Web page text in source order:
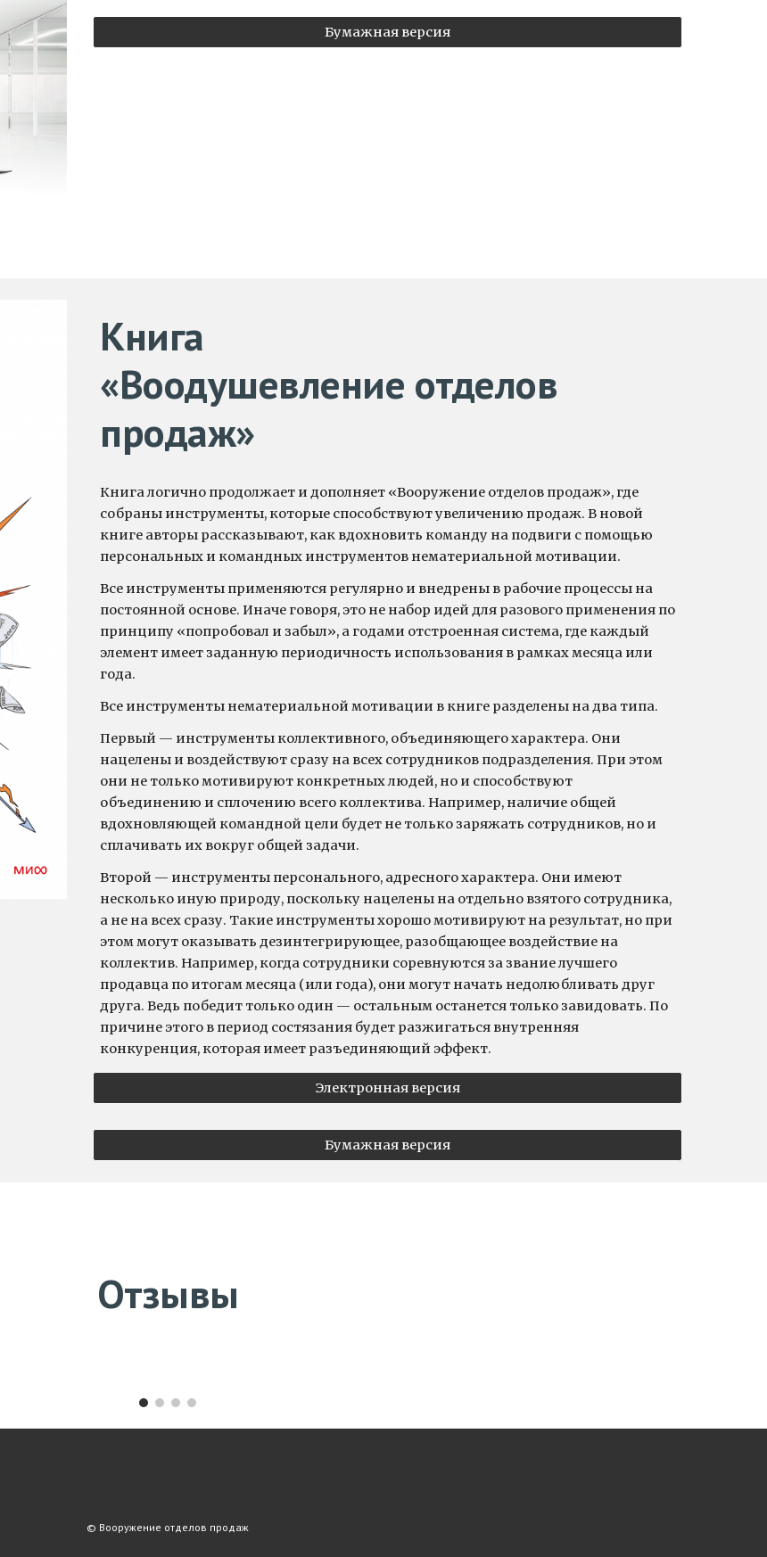
Бумажная версия
Книга
«Воодушевление отделов
продаж»
Книга логично продолжает и дополняет «Вооружение отделов продаж», где
собраны инструменты, которые способствуют увеличению продаж. В новой
книге авторы рассказывают, как вдохновить команду на подвиги с помощью
персональных и командных инструментов нематериальной мотивации.
Все инструменты применяются регулярно и внедрены в рабочие процессы на
постоянной основе. Иначе говоря, это не набор идей для разового применения по
принципу «попробовал и забыл», а годами отстроенная система, где каждый
элемент имеет заданную периодичность использования в рамках месяца или
года.
Все инструменты нематериальной мотивации в книге разделены на два типа.
Первый — инструменты коллективного, объединяющего характера. Они
нацелены и воздействуют сразу на всех сотрудников подразделения. При этом
они не только мотивируют конкретных людей, но и способствуют
объединению и сплочению всего коллектива. Например, наличие общей
вдохновляющей командной цели будет не только заряжать сотрудников, но и
сплачивать их вокруг общей задачи.
Второй — инструменты персонального, адресного характера. Они имеют
несколько иную природу, поскольку нацелены на отдельно взятого сотрудника,
а не на всех сразу. Такие инструменты хорошо мотивируют на результат, но при
этом могут оказывать дезинтегрирующее, разобщающее воздействие на
коллектив. Например, когда сотрудники соревнуются за звание лучшего
продавца по итогам месяца (или года), они могут начать недолюбливать друг
друга. Ведь победит только один — остальным останется только завидовать. По
причине этого в период состязания будет разжигаться внутренняя
конкуренция, которая имеет разъединяющий эффект.
Электронная версия
Бумажная версия
Отзывы
© Вооружение отделов продаж